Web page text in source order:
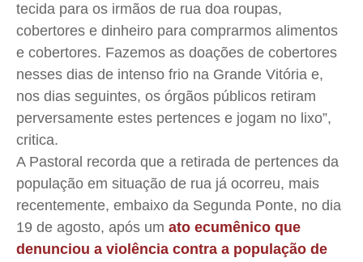
tecida para os irmãos de rua doa roupas,
cobertores e dinheiro para comprarmos alimentos
e cobertores. Fazemos as doações de cobertores
nesses dias de intenso frio na Grande Vitória e,
nos dias seguintes, os órgãos públicos retiram
perversamente estes pertences e jogam no lixo”,
critica.
A Pastoral recorda que a retirada de pertences da
população em situação de rua já ocorreu, mais
recentemente, embaixo da Segunda Ponte, no dia
19 de agosto, após um ato ecumênico que
denunciou a violência contra a população de